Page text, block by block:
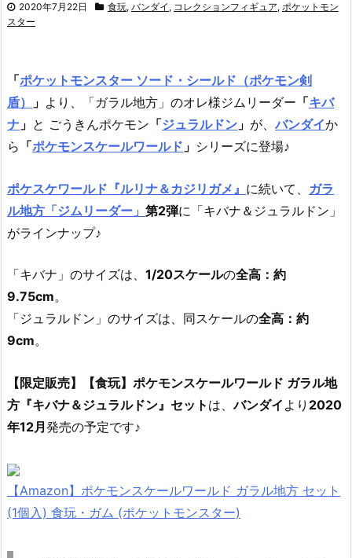
2020年7月22日 食玩, バンダイ , コレクションフィギュア, ポケットモン
スター
「ポケットモンスター ソード・シールド（ポケモン剣
盾）
」 より、「ガラル地方」のオレ様ジムリーダー 「キバ
ナ 」 と ごうきんポケモン 「ジュラルドン 」 が、バンダイか
ら 「ポケモンスケールワールド 」 シリーズに登場♪
ポケスケワールド『ルリナ＆カジリガメ』 に続いて、 ガラ
ル地方「ジムリーダー」 第2弾に「キバナ＆ジュラルドン」
がラインナップ♪
「キバナ」のサイズは、 1/20スケールの全高：約
9.75cm。
「ジュラルドン」のサイズは、同スケールの全高：約
9cm。
【限定販売】【食玩】ポケモンスケールワールド ガラル地
方『キバナ＆ジュラルドン』セット は、バンダイ より 2020
年12月発売の予定です♪
【Amazon】ポケモンスケールワールド ガラル地方 セット
(1個入) 食玩・ガム (ポケットモンスター)